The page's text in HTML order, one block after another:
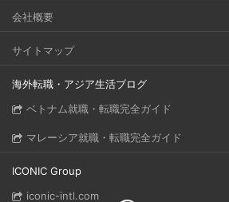
会社概要
サイトマップ
海外転職・アジア生活ブログ
ベトナム就職・転職完全ガイド
マレーシア就職・転職完全ガイド
ICONIC Group
iconic-intl.com